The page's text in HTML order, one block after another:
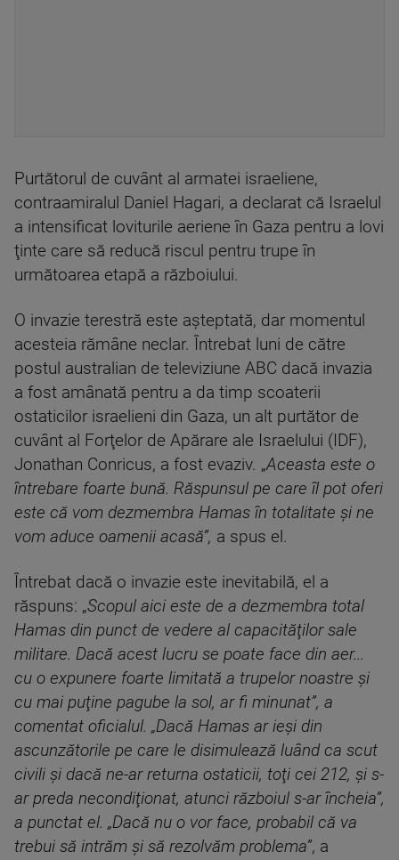
Purtătorul de cuvânt al armatei israeliene,
contraamiralul Daniel Hagari, a declarat că Israelul
a intensificat loviturile aeriene în Gaza pentru a lovi
ţinte care să reducă riscul pentru trupe în
următoarea etapă a războiului.
O invazie terestră este aşteptată, dar momentul
acesteia rămâne neclar. Întrebat luni de către
postul australian de televiziune ABC dacă invazia
a fost amânată pentru a da timp scoaterii
ostaticilor israelieni din Gaza, un alt purtător de
cuvânt al Forţelor de Apărare ale Israelului (IDF),
Jonathan Conricus, a fost evaziv. „Aceasta este o
întrebare foarte bună. Răspunsul pe care îl pot oferi
este că vom dezmembra Hamas în totalitate şi ne
vom aduce oamenii acasă”, a spus el.
Întrebat dacă o invazie este inevitabilă, el a
răspuns: „Scopul aici este de a dezmembra total
Hamas din punct de vedere al capacităţilor sale
militare. Dacă acest lucru se poate face din aer...
cu o expunere foarte limitată a trupelor noastre şi
cu mai puţine pagube la sol, ar fi minunat”, a
comentat oficialul. „Dacă Hamas ar ieşi din
ascunzătorile pe care le disimulează luând ca scut
civili şi dacă ne-ar returna ostaticii, toţi cei 212, şi s-
ar preda necondiţionat, atunci războiul s-ar încheia”,
a punctat el. „Dacă nu o vor face, probabil că va
trebui să intrăm şi să rezolvăm problema”, a